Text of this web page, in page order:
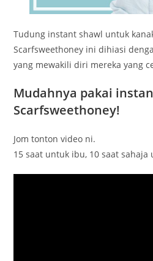
Tudung instant shawl untuk
Scarfsweethoney ini dihiasi
yang mewakili diri mereka yang
Mudahnya pakai
Scarfsweethoney!
Jom tonton video ni.
15 saat untuk ibu, 10 saat sahaja